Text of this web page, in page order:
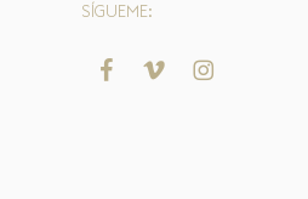
SÍGUEME: